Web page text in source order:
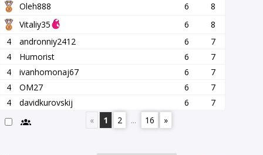
Oleh888
6
8
Vitaliy35
6
8
4
andronniy2412 6
7
4
Humorist 6
7
4
ivanhomonaj67 6
7
4
OM27 6
7
4
davidkurovskij 6
7
«
1 2 ... 16 »